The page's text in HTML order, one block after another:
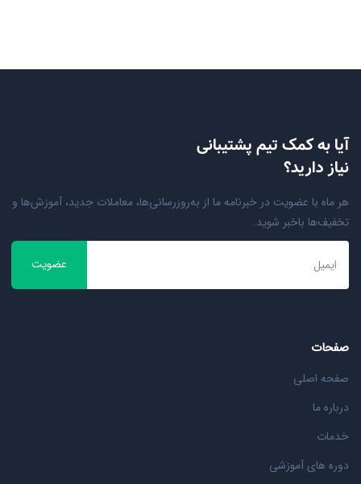
آیا به کمک تیم پشتیبانی
نیاز دارید؟
هر ماه با عضویت در خبرنامه ما از به‌روزرسانی‌ها، معاملات جدید، آموزش‌ها و
تخفیف‌ها باخبر شوید.
عضویت
صفحات
صفحه اصلی
درباره ما
خدمات
دوره های آموزشی